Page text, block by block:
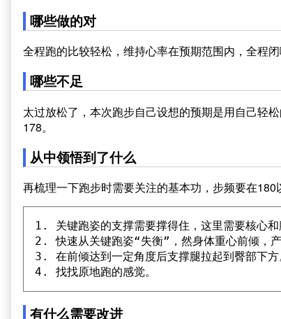
哪些做的对
全程跑的比较轻松，维持心率在预期范围内，全程
哪些不足
太过放松了，本次跑步自己设想的预期是用自己轻
178。
从中领悟到了什么
再梳理一下跑步时需要关注的基本功，步频要在180
1. 关键跑姿的支撑需要撑得住，这里需要核心和
2. 快速从关键跑姿“失衡”，然身体重心前倾，产
3. 在前倾达到一定角度后支撑腿拉起到臀部下方
有什么需要改进